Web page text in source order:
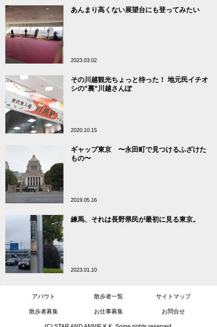
あんまり高くない展望台にも登ってみたい
2023.03.02
その川越観光ちょっと待った！ 地元民イチオ
シの"裏"川越さんぽ
2020.10.15
ギャップ東京 〜永田町で見つけるふざけた
もの〜
2019.05.16
練馬、それは長野県民が最初に見る東京。
2023.01.10
アバウト 散歩者一覧 サイトマップ
散歩者募集 お仕事募集 お問合せ